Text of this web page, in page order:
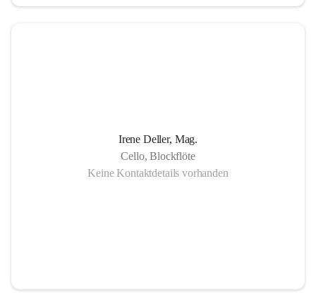
sich in der Fächervielfalt im künstlerischen Einzelunterricht
bis hin zu zahlreichen Ensembles. Damit ist gewährleistet,
dass jeder Musikschüler die Möglichkeit hat, sein erlerntes
Irene Deller, Mag.
Cello, Blockflöte
Keine Kontaktdetails vorhanden